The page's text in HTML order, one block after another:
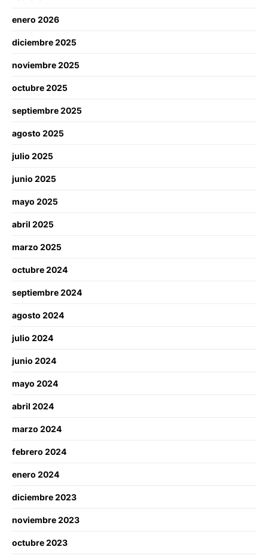
enero 2026
diciembre 2025
noviembre 2025
octubre 2025
septiembre 2025
agosto 2025
julio 2025
junio 2025
mayo 2025
abril 2025
marzo 2025
octubre 2024
septiembre 2024
agosto 2024
julio 2024
junio 2024
mayo 2024
abril 2024
marzo 2024
febrero 2024
enero 2024
diciembre 2023
noviembre 2023
octubre 2023